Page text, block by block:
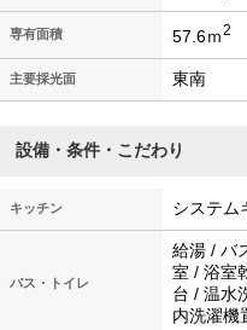
専有面積 57.6ｍ2
主要採光面 東南
設備・条件・こだわり
キッチン システム
バス・トイレ
給湯 / バ
室 / 浴室
台 / 温水
内洗濯機